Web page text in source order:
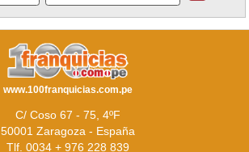
www.100franquicias.com.pe
C/ Coso 67 - 75, 4ºF
50001 Zaragoza - España
Tlf. 0034 + 976 228 839